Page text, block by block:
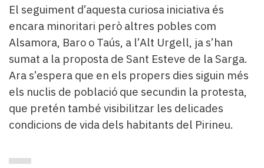
El seguiment d’aquesta curiosa iniciativa és
encara minoritari però altres pobles com
Alsamora, Baro o Taús, a l’Alt Urgell, ja s’han
sumat a la proposta de Sant Esteve de la Sarga.
Ara s’espera que en els propers dies siguin més
els nuclis de població que secundin la protesta,
que pretén també visibilitzar les delicades
condicions de vida dels habitants del Pirineu.